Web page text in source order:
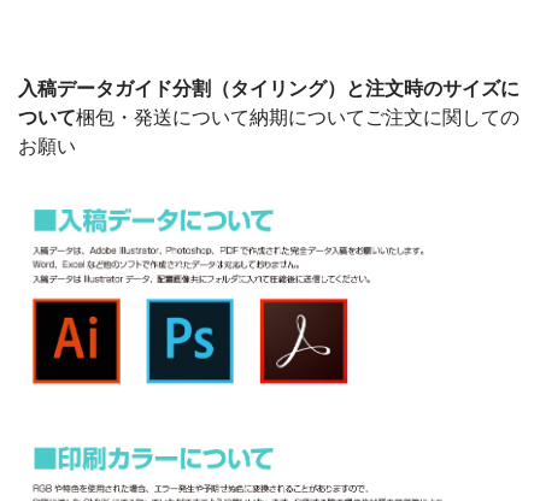
入稿データガイド分割（タイリング）と注文時のサイズに
ついて梱包・発送について納期について ご注文に関しての
お願い